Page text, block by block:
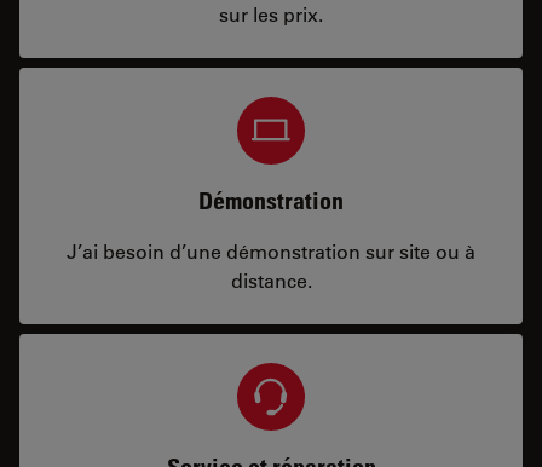
sur les prix.
Démonstration
J’ai besoin d’une démonstration sur site ou à
distance.